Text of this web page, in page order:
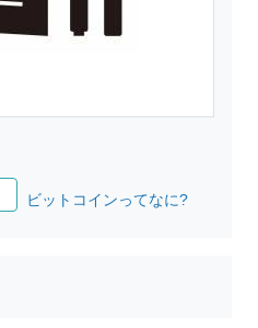
ビットコインってなに?